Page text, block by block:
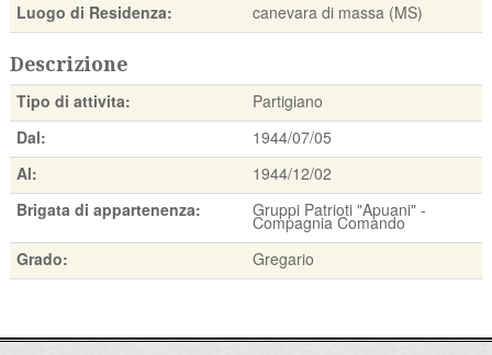
Luogo di Residenza:
canevara di massa (MS)
Descrizione
Tipo di attivita:
Partigiano
Dal:
1944/07/05
Al:
1944/12/02
Brigata di appartenenza:
Gruppi Patrioti "Apuani" -
Compagnia Comando
Grado:
Gregario